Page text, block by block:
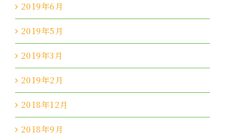
2019年6月
2019年5月
2019年3月
2019年2月
2018年12月
2018年9月